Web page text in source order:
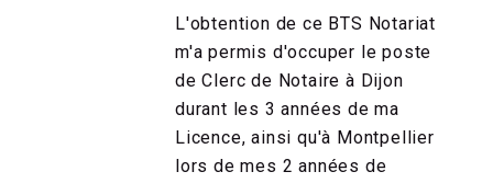
L'obtention de ce BTS Notariat
m'a permis d'occuper le poste
de Clerc de Notaire à Dijon
durant les 3 années de ma
Licence, ainsi qu'à Montpellier
lors de mes 2 années de